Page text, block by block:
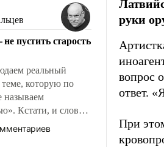
хорошо бы
что
в
противостояние
не пустить старость
реальный
которую по
называем
Кстати, и слово-
стараются не
– так же, как
руки
вопрос
ответ.
При